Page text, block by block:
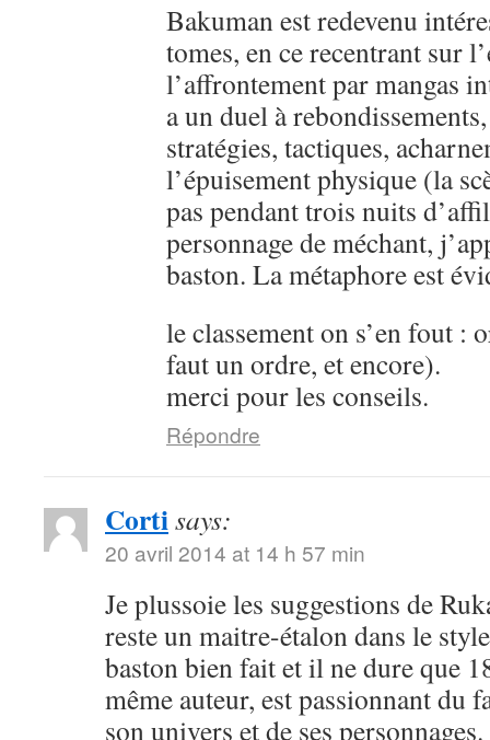
Bakuman est redevenu
tomes, en ce recentrant sur
l’affrontement par mangas
a un duel à
stratégies, tactiques,
l’épuisement physique (la
pas pendant trois nuits
personnage de méchant,
baston. La métaphore est
le classement on s’en fout :
faut un ordre, et encore).
merci pour les conseils.
Répondre
Cortisays:
20 avril 2014 at 14 h 57 min
Je plussoie les suggestions de
reste un maitre-étalon dans le
baston bien fait et il ne dure que
même auteur, est passionnant du
son univers et de ses